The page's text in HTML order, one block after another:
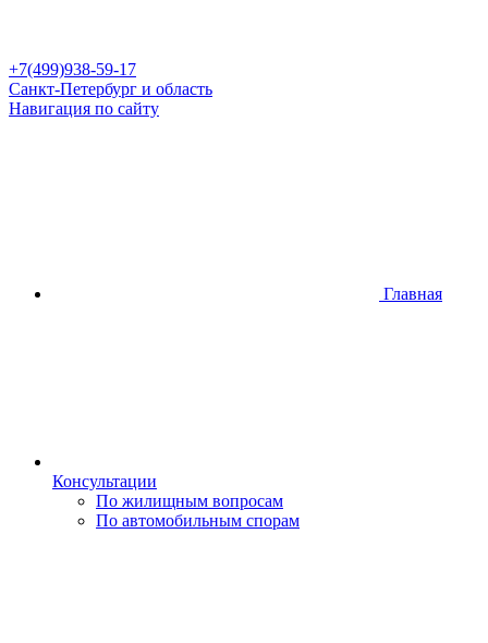
+7(499)938-59-17
Санкт-Петербург и область
Навигация по сайту
Главная
Консультации
По жилищным вопросам
По автомобильным спорам